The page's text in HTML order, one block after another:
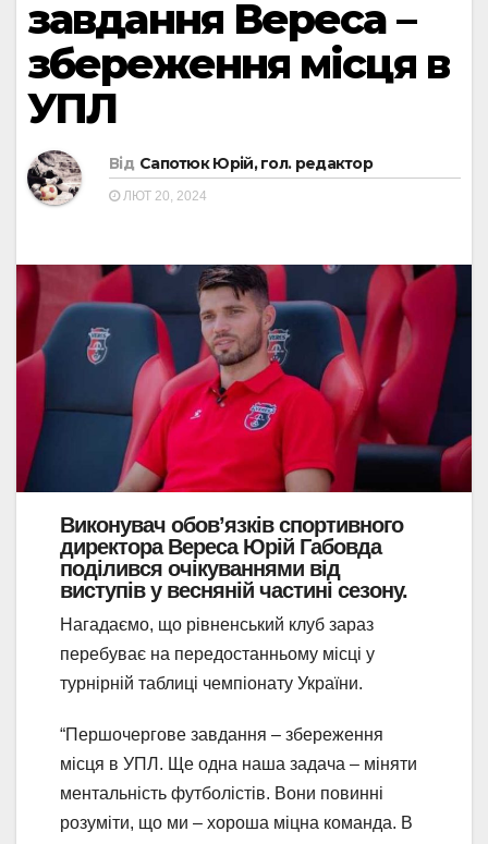
завдання Вереса –
збереження місця в
УПЛ
Від Сапотюк Юрій, гол. редактор
ЛЮТ 20, 2024
Виконувач обов’язків спортивного
директора Вереса Юрій Габовда
поділився очікуваннями від
виступів у весняній частині сезону.
Нагадаємо, що рівненський клуб зараз
перебуває на передостанньому місці у
турнірній таблиці чемпіонату України.
“Першочергове завдання – збереження
місця в УПЛ. Ще одна наша задача – міняти
ментальність футболістів. Вони повинні
розуміти, що ми – хороша міцна команда. В